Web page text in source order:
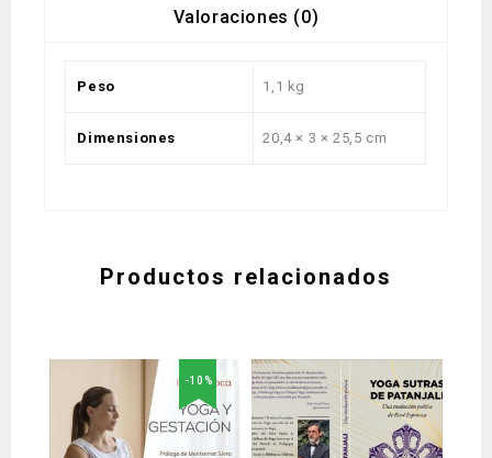
Valoraciones (0)
Peso 1,1 kg
Dimensiones 20,4 × 3 × 25,5 cm
Productos relacionados
-10%